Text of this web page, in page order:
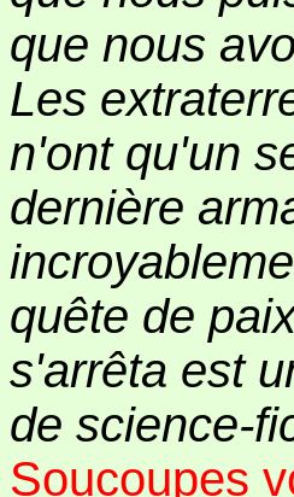
que nous
Les
n'ont qu'un
dernière
quête de
s'arrêta est
de science-
Soucoupes